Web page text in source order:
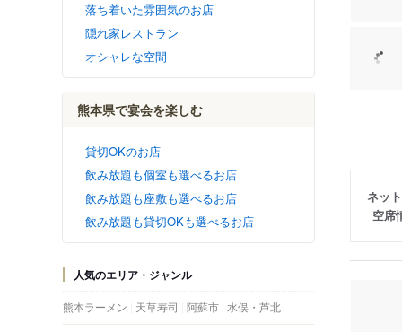
落ち着いた雰囲気のお店
隠れ家レストラン
オシャレな空間
熊本県で宴会を楽しむ
貸切OKのお店
飲み放題も個室も選べるお店
飲み放題も座敷も選べるお店
飲み放題も貸切OKも選べるお店
人気のエリア・ジャンル
熊本ラーメン 天草寿司 阿蘇市 水俣・芦北
ネッ
空席